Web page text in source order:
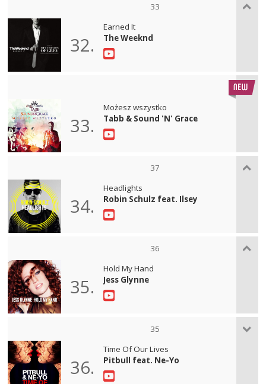
33
32.
Earned It
The Weeknd
33.
Możesz wszystko
Tabb & Sound 'N' Grace
37
34.
Headlights
Robin Schulz feat. Ilsey
36
35.
Hold My Hand
Jess Glynne
35
36.
Time Of Our Lives
Pitbull feat. Ne-Yo